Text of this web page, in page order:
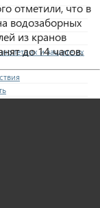
и защите их
отметили, что в
водозаборных
из кранов
до 14 часов.